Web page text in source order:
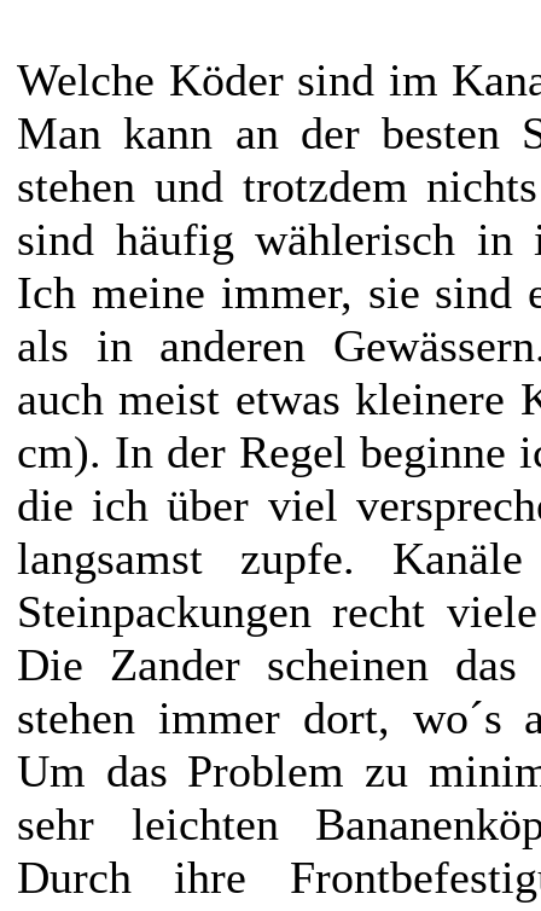
Welche Köder sind im
Man kann an der besten
stehen und trotzdem
sind häufig wählerisch in
Ich meine immer, sie sind
als in anderen
auch meist etwas kleinere
cm). In der Regel beginne
die ich über viel
langsamst zupfe.
Steinpackungen recht
Die Zander scheinen
stehen immer dort, wo´s
Um das Problem zu
sehr leichten
Durch ihre